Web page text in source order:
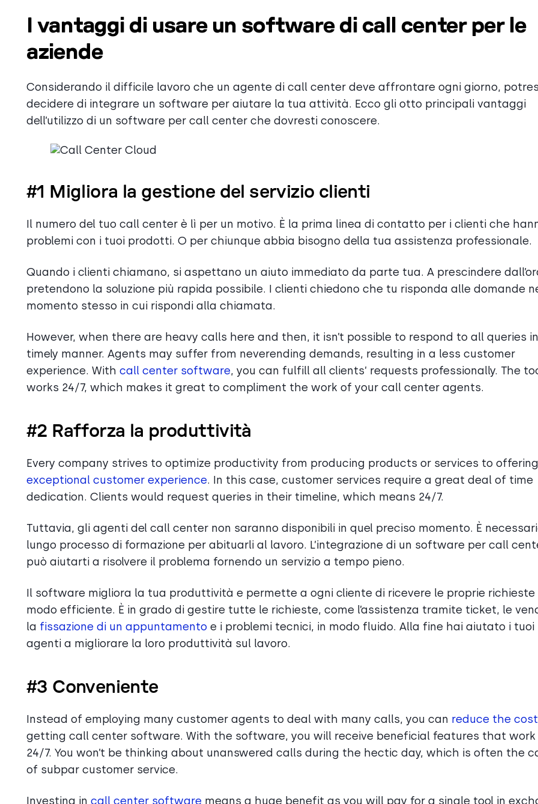
I vantaggi di usare un software di call center per le
aziende
Considerando il difficile lavoro che un agente di call center deve affrontare ogni giorno,
decidere di integrare un software per aiutare la tua attività. Ecco gli otto principali vantaggi
dell’utilizzo di un software per call center che dovresti conoscere.
#1 Migliora la gestione del servizio clienti
Il numero del tuo call center è lì per un motivo. È la prima linea di contatto per i clienti che
problemi con i tuoi prodotti. O per chiunque abbia bisogno della tua assistenza professionale.
Quando i clienti chiamano, si aspettano un aiuto immediato da parte tua. A prescindere
pretendono la soluzione più rapida possibile. I clienti chiedono che tu risponda alle domande
momento stesso in cui rispondi alla chiamata.
However, when there are heavy calls here and then, it isn’t possible to respond to all queries
timely manner. Agents may suffer from neverending demands, resulting in a less customer
experience. With call center software, you can fulfill all clients’ requests professionally. The
works 24/7, which makes it great to compliment the work of your call center agents.
#2 Rafforza la produttività
Every company strives to optimize productivity from producing products or services to offering
exceptional customer experience. In this case, customer services require a great deal of time
dedication. Clients would request queries in their timeline, which means 24/7.
Tuttavia, gli agenti del call center non saranno disponibili in quel preciso momento. È
lungo processo di formazione per abituarli al lavoro. L’integrazione di un software per call
può aiutarti a risolvere il problema fornendo un servizio a tempo pieno.
Il software migliora la tua produttività e permette a ogni cliente di ricevere le proprie richieste
modo efficiente. È in grado di gestire tutte le richieste, come l’assistenza tramite ticket, le
la fissazione di un appuntamento e i problemi tecnici, in modo fluido. Alla fine hai aiutato i tuoi
agenti a migliorare la loro produttività sul lavoro.
#3 Conveniente
Instead of employing many customer agents to deal with many calls, you can reduce the cost
getting call center software. With the software, you will receive beneficial features that work
24/7. You won’t be thinking about unanswered calls during the hectic day, which is often the
of subpar customer service.
Investing in call center software means a huge benefit as you will pay for a single tool in